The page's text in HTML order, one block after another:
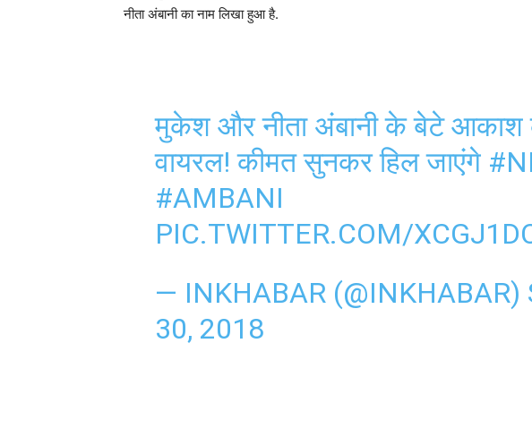
नीता अंबानी का नाम लिखा हुआ है.
मुकेश और नीता अंबानी के बेटे आकाश
वायरल! कीमत सुनकर हिल जाएंगे
#AMBANI
PIC.TWITTER.COM/
— INKHABAR (@INKHABAR)
30, 2018